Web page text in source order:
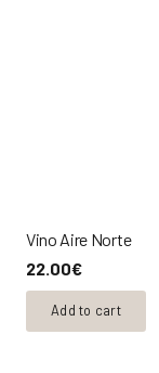
Vino Aire Norte
22.00€
Add to cart